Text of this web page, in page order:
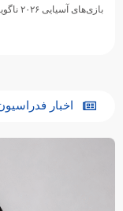
بازی‌های آسیایی ۲۰۲۶ ناگویا، اردوی خود را در…
اخبار فدراسیون